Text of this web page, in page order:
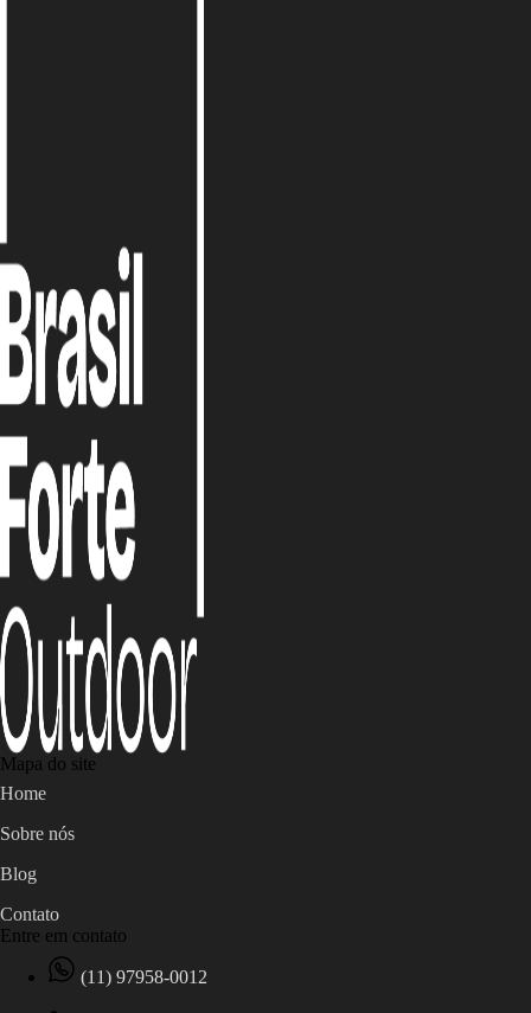
Mapa do site
Home
Sobre nós
Blog
Contato
Entre em contato
(11) 97958-0012